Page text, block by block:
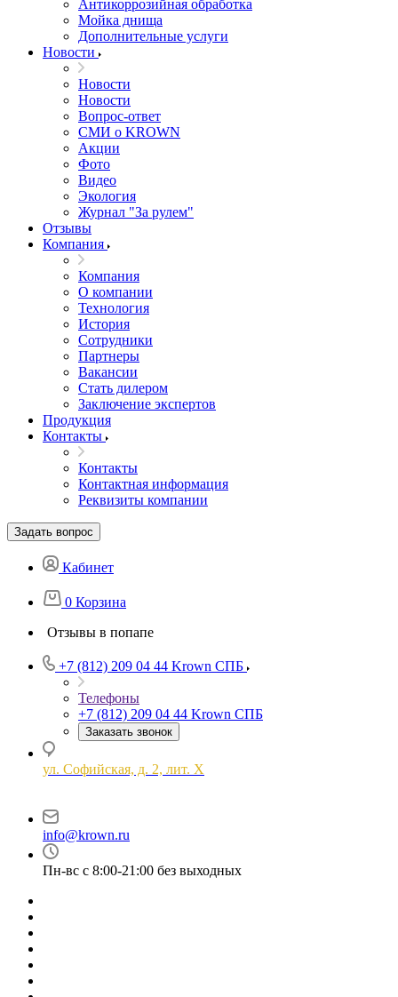
Антикоррозийная обработка
Мойка днища
Дополнительные услуги
Новости
Новости
Новости
Вопрос-ответ
СМИ о KROWN
Акции
Фото
Видео
Экология
Журнал "За рулем"
Отзывы
Компания
Компания
О компании
Технология
История
Сотрудники
Партнеры
Вакансии
Стать дилером
Заключение экспертов
Продукция
Контакты
Контакты
Контактная информация
Реквизиты компании
Задать вопрос
Кабинет
0 Корзина
Отзывы в попапе
+7 (812) 209 04 44 Krown СПБ
Телефоны
+7 (812) 209 04 44 Krown СПБ
Заказать звонок
ул. Софийская, д. 2, лит. Х
info@krown.ru
Пн-вс с 8:00-21:00 без выходных